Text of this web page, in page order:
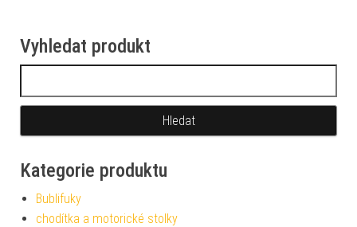
Vyhledat produkt
Kategorie produktu
Bublifuky
chodítka a motorické stolky